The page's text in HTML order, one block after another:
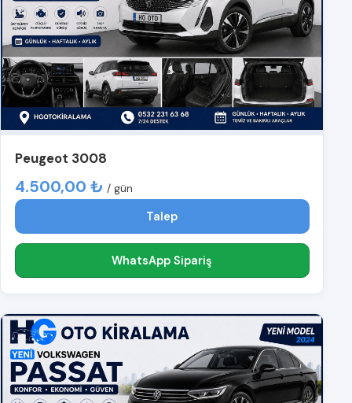
Peugeot 3008
4.500,00 ₺ / gün
Talep
WhatsApp Sipariş